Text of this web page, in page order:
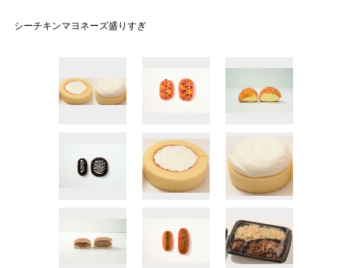
シーチキンマヨネーズ盛りすぎ